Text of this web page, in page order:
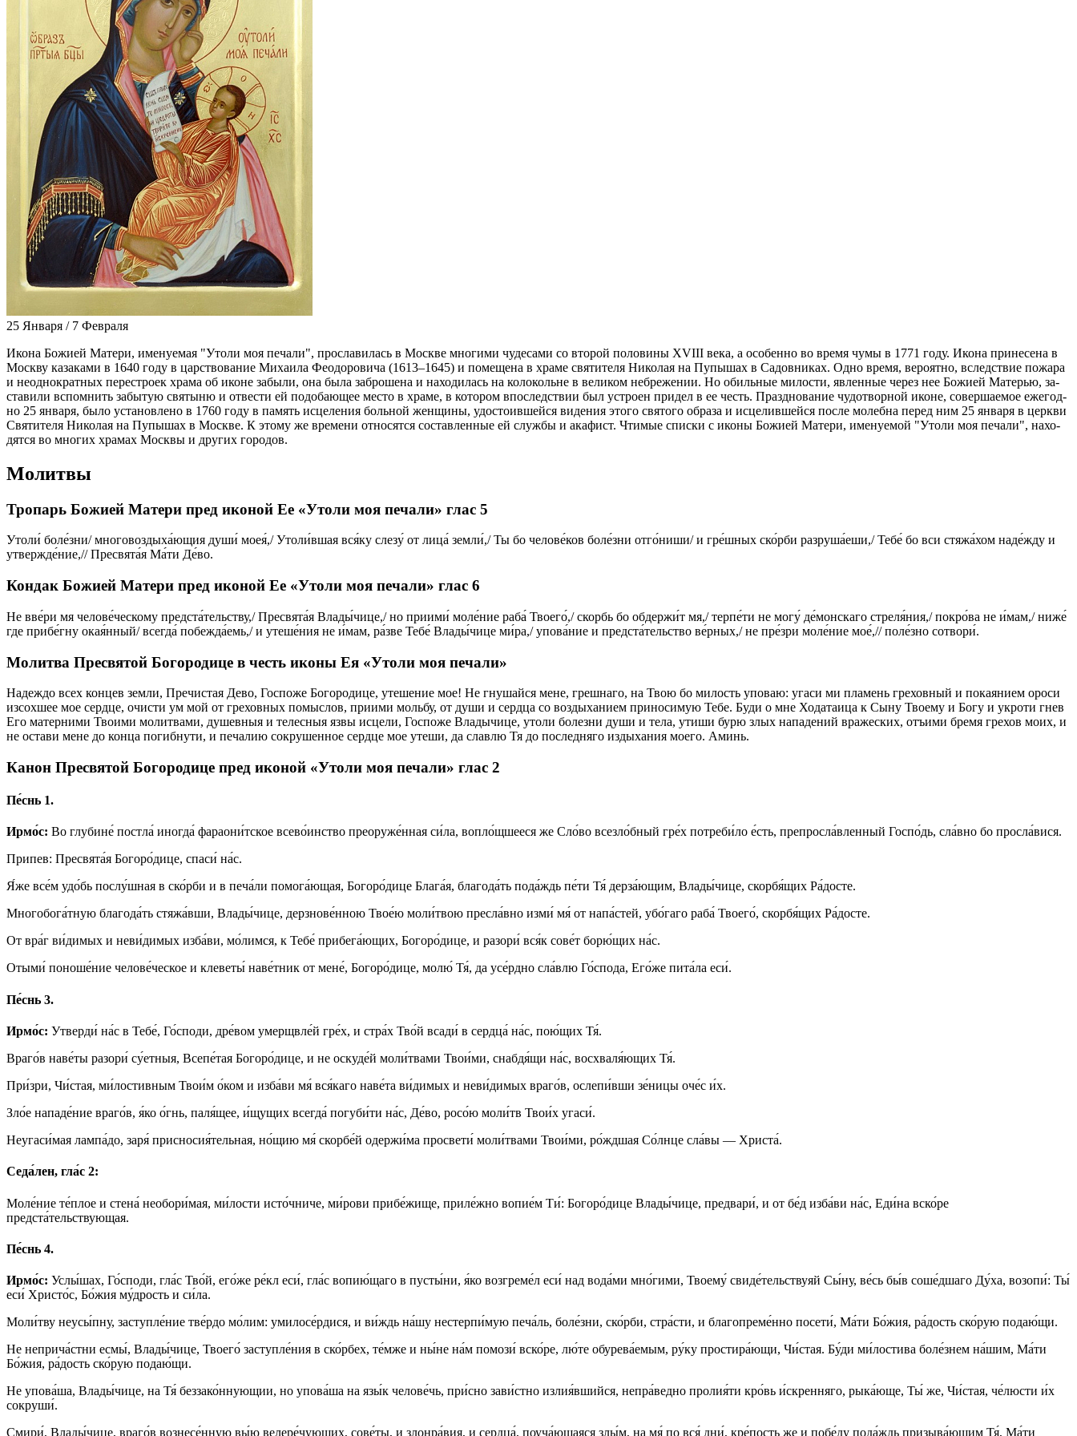
25 Января / 7 Февраля
Ико­на Бо­жи­ей Ма­те­ри, име­ну­е­мая "Уто­ли моя пе­ча­ли", про­сла­ви­лась в Москве мно­ги­ми чу­де­са­ми со вто­рой по­ло­ви­ны XVIII ве­ка, а осо­бен­но во вре­мя чу­мы в 1771 го­ду. Ико­на при­не­се­на в
Моск­ву ка­за­ка­ми в 1640 го­ду в цар­ство­ва­ние Ми­ха­и­ла Фе­о­до­ро­ви­ча (1613–1645) и по­ме­ще­на в хра­ме свя­ти­те­ля Ни­ко­лая на Пу­пы­шах в Са­дов­ни­ках. Од­но вре­мя, ве­ро­ят­но, вслед­ствие по­жа­ра
и неод­но­крат­ных пе­ре­стро­ек хра­ма об иконе за­бы­ли, она бы­ла за­бро­ше­на и на­хо­ди­лась на ко­ло­кольне в ве­ли­ком небре­же­нии. Но обиль­ные ми­ло­сти, яв­лен­ные через нее Бо­жи­ей Ма­те­рью, за­
ста­ви­ли вспом­нить за­бы­тую свя­ты­ню и от­ве­сти ей по­до­ба­ю­щее ме­сто в хра­ме, в ко­то­ром впо­след­ствии был устро­ен при­дел в ее честь. Празд­но­ва­ние чу­до­твор­ной иконе, со­вер­ша­е­мое еже­год­
но 25 ян­ва­ря, бы­ло уста­нов­ле­но в 1760 го­ду в па­мять ис­це­ле­ния боль­ной жен­щи­ны, удо­сто­ив­шей­ся ви­де­ния это­го свя­то­го об­ра­за и ис­це­лив­шей­ся по­сле мо­леб­на пе­ред ним 25 ян­ва­ря в церк­ви
Свя­ти­те­ля Ни­ко­лая на Пу­пы­шах в Москве. К это­му же вре­ме­ни от­но­сят­ся со­став­лен­ные ей служ­бы и ака­фист. Чти­мые спис­ки с ико­ны Бо­жи­ей Ма­те­ри, име­ну­е­мой "Уто­ли моя пе­ча­ли", на­хо­
дят­ся во мно­гих хра­мах Моск­вы и дру­гих го­ро­дов.
Молитвы
Тропарь Божией Матери пред иконой Ее «Утоли моя печали» глас 5
Утоли́ боле́зни/ многовоздыха́ющия души́ моея́,/ Утоли́вшая вся́ку слезу́ от лица́ земли́,/ Ты бо челове́ков боле́зни отго́ниши/ и гре́шных ско́рби разруша́еши,/ Тебе́ бо вси стяжа́хом наде́жду и
утвержде́ние,// Пресвята́я Ма́ти Де́во.
Кондак Божией Матери пред иконой Ее «Утоли моя печали» глас 6
Не вве́ри мя челове́ческому предста́тельству,/ Пресвята́я Влады́чице,/ но приими́ моле́ние раба́ Твоего́,/ скорбь бо обдержи́т мя,/ терпе́ти не могу́ де́монскаго стреля́ния,/ покро́ва не и́мам,/ ниже́
где прибе́гну окая́нный/ всегда́ побежда́емь,/ и утеше́ния не и́мам, ра́зве Тебе́ Влады́чице ми́ра,/ упова́ние и предста́тельство ве́рных,/ не пре́зри моле́ние мое́,// поле́зно сотвори́.
Молитва Пресвятой Богородице в честь иконы Ея «Утоли моя печали»
Надеждо всех концев земли, Пречистая Дево, Госпоже Богородице, утешение мое! Не гнушайся мене, грешнаго, на Твою бо милость уповаю: угаси ми пламень греховный и покаянием ороси
изсохшее мое сердце, очисти ум мой от греховных помыслов, приими мольбу, от души и сердца со воздыханием приносимую Тебе. Буди о мне Ходатаица к Сыну Твоему и Богу и укроти гнев
Его матерними Твоими молитвами, душевныя и телесныя язвы исцели, Госпоже Владычице, утоли болезни души и тела, утиши бурю злых нападений вражеских, отъими бремя грехов моих, и
не остави мене до конца погибнути, и печалию сокрушенное сердце мое утеши, да славлю Тя до последняго издыхания моего. Аминь.
Канон Пресвятой Богородице пред иконой «Утоли моя печали» глас 2
Пе́снь 1.
Ирмо́с: Во глубине́ постла́ иногда́ фараони́тское всево́инство преоруже́нная си́ла, вопло́щшееся же Сло́во всезло́бный гре́х потреби́ло е́сть, препросла́вленный Госпо́дь, сла́вно бо просла́вися.
Припев: Пресвята́я Богоро́дице, спаси́ на́с.
Я́же все́м удо́бь послу́шная в ско́рби и в печа́ли помога́ющая, Богоро́дице Блага́я, благода́ть пода́ждь пе́ти Тя́ дерза́ющим, Влады́чице, скорбя́щих Ра́досте.
Многобога́тную благода́ть стяжа́вши, Влады́чице, дерзнове́нною Твое́ю моли́твою пресла́вно изми́ мя́ от напа́стей, убо́гаго раба́ Твоего́, скорбя́щих Ра́досте.
От вра́г ви́димых и неви́димых изба́ви, мо́лимся, к Тебе́ прибега́ющих, Богоро́дице, и разори́ вся́к сове́т борю́щих на́с.
Отыми́ поноше́ние челове́ческое и клеветы́ наве́тник от мене́, Богоро́дице, молю́ Тя́, да усе́рдно сла́влю Го́спода, Его́же пита́ла еси́.
Пе́снь 3.
Ирмо́с: Утверди́ на́с в Тебе́, Го́споди, дре́вом умерщвле́й гре́х, и стра́х Тво́й всади́ в сердца́ на́с, пою́щих Тя́.
Враго́в наве́ты разори́ су́етныя, Всепе́тая Богоро́дице, и не оскуде́й моли́твами Твои́ми, снабдя́щи на́с, восхваля́ющих Тя́.
При́зри, Чи́стая, ми́лостивным Твои́м о́ком и изба́ви мя́ вся́каго наве́та ви́димых и неви́димых враго́в, ослепи́вши зе́ницы оче́с и́х.
Зло́е нападе́ние враго́в, я́ко о́гнь, паля́щее, и́щущих всегда́ погуби́ти на́с, Де́во, росо́ю моли́тв Твои́х угаси́.
Неугаси́мая лампа́до, заря́ присносия́тельная, но́щию мя́ скорбе́й одержи́ма просвети́ моли́твами Твои́ми, ро́ждшая Со́лнце сла́вы — Христа́.
Седа́лен, гла́с 2:
Моле́ние те́плое и стена́ необори́мая, ми́лости исто́чниче, ми́рови прибе́жище, приле́жно вопие́м Ти́: Богоро́дице Влады́чице, предвари́, и от бе́д изба́ви на́с, Еди́на вско́ре
предста́тельствующая.
Пе́снь 4.
Ирмо́с: Услы́шах, Го́споди, гла́с Тво́й, его́же ре́кл еси́, гла́с вопию́щаго в пусты́ни, я́ко возгреме́л еси́ над вода́ми мно́гими, Твоему́ свиде́тельствуяй Сы́ну, ве́сь бы́в соше́дшаго Ду́ха, возопи́: Ты́
еси́ Христо́с, Бо́жия му́дрость и си́ла.
Моли́тву неусы́пну, заступле́ние тве́рдо мо́лим: умилосе́рдися, и ви́ждь на́шу нестерпи́мую печа́ль, боле́зни, ско́рби, стра́сти, и благопреме́нно посети́, Ма́ти Бо́жия, ра́дость ско́рую подаю́щи.
Не неприча́стни есмы́, Влады́чице, Твоего́ заступле́ния в ско́рбех, те́мже и ны́не на́м помози́ вско́ре, лю́те обурева́емым, ру́ку простира́ющи, Чи́стая. Бу́ди ми́лостива боле́знем на́шим, Ма́ти
Бо́жия, ра́дость ско́рую подаю́щи.
Не упова́ша, Влады́чице, на Тя́ беззако́ннующии, но упова́ша на язы́к челове́чь, при́сно зави́стно излия́вшийся, непра́ведно пролия́ти кро́вь и́скренняго, рыка́юще, Ты́ же, Чи́стая, че́люсти и́х
сокруши́.
Смири́, Влады́чице, враго́в вознесе́нную вы́ю велере́чующих, сове́ты, и злонра́вия, и сердца́, поуча́ющаяся злы́м, на мя́ по вся́ дни́, кре́пость же и побе́ду пода́ждь призыва́ющим Тя́, Ма́ти